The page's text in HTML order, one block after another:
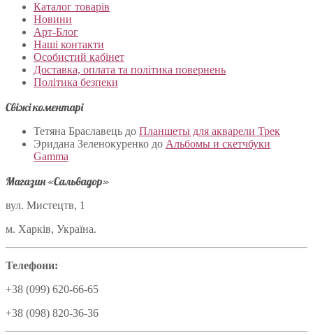
Каталог товарів
Новини
Арт-Блог
Наші контакти
Особистий кабінет
Доставка, оплата та політика повернень
Політика безпеки
Свіжі коментарі
Тетяна Браславець до Планшеты для акварели Трек
Эридана Зеленокуренко до Альбомы и скетчбуки
Gamma
Магазин «Сальвадор»
вул. Мистецтв, 1
м. Харків, Україна.
Телефони:
+38 (099) 620-66-65
+38 (098) 820-36-36